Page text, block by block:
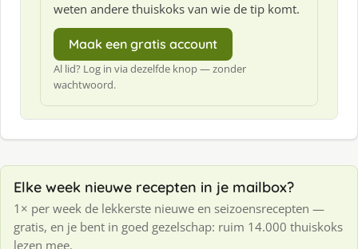
weten andere thuiskoks van wie de tip komt.
Maak een gratis account
Al lid? Log in via dezelfde knop — zonder
wachtwoord.
Elke week nieuwe recepten in je mailbox?
1× per week de lekkerste nieuwe en seizoensrecepten —
gratis, en je bent in goed gezelschap: ruim 14.000 thuiskoks
lezen mee.